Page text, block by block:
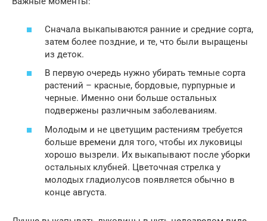
Сначала выкапываются ранние и средние сорта,
затем более поздние, и те, что были выращены
из деток.
В первую очередь нужно убирать темные сорта
растений – красные, бордовые, пурпурные и
черные. Именно они больше остальных
подвержены различным заболеваниям.
Молодым и не цветущим растениям требуется
больше времени для того, чтобы их луковицы
хорошо вызрели. Их выкапывают после уборки
остальных клубней. Цветочная стрелка у
молодых гладиолусов появляется обычно в
конце августа.